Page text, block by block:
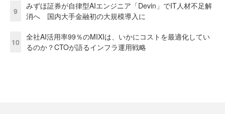
9
みずほ証券が自律型AIエンジニア「Devin」でIT人材不足解
消へ 国内大手金融初の大規模導入に
10
全社AI活用率99％のMIXIは、いかにコストを最適化してい
るのか？CTOが語るインフラ運用戦略